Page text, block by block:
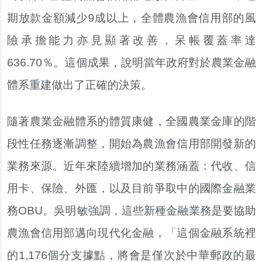
期放款金額減少9成以上，全體農漁會信用部的風
險承擔能力亦見顯著改善，呆帳覆蓋率達
636.70％。這個成果，說明當年政府對於農業金融
體系重建做出了正確的決策。
隨著農業金融體系的體質康健，全國農業金庫的階
段性任務逐漸調整，開始為農漁會信用部開發新的
業務來源。近年來陸續增加的業務涵蓋：代收、信
用卡、保險、外匯，以及目前爭取中的國際金融業
務OBU。吳明敏強調，這些新種金融業務是要協助
農漁會信用部邁向現代化金融，「這個金融系統裡
的1,176個分支據點，將會是僅次於中華郵政的最